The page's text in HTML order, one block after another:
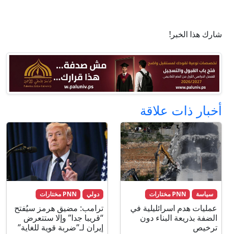
شارك هذا الخبر!
أخبار ذات علاقة
سياسة PNN مختارات
عمليات هدم اسرائليلية في
الضفة بذريعة البناء دون
ترخيص
دولي PNN مختارات
ترامب: مضيق هرمز سيُفتح
“قريبا جدا” وإلا ستتعرض
إيران لـ”ضربة قوية للغاية”